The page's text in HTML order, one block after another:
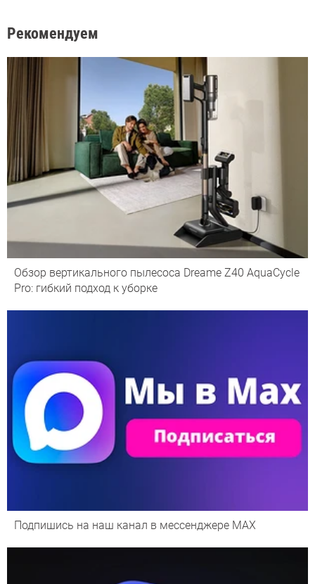
Рекомендуем
Обзор вертикального пылесоса Dreame Z40 AquaCycle
Pro: гибкий подход к уборке
Подпишись на наш канал в мессенджере МАХ